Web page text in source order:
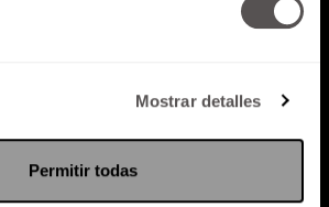
Mostrar detalles
Permitir todas
Política de Privacidad
RADIO MARTHA EVENTOS
SACA TU ID